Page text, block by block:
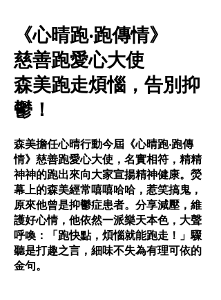
《心晴跑‧跑傳情》
慈善跑愛心大使
森美跑走煩惱，告別抑
鬱！
森美擔任心晴行動今屆《心晴跑‧跑傳
情》慈善跑愛心大使，名實相符，精精
神神的跑出來向大家宣揚精神健康。熒
幕上的森美經常嘻嘻哈哈，惹笑搞鬼，
原來他曾是抑鬱症患者。分享減壓，維
護好心情，他依然一派樂天本色，大聲
呼喚：「跑快點，煩惱就能跑走！」驟
聽是打趣之言，細味不失為有理可依的
金句。